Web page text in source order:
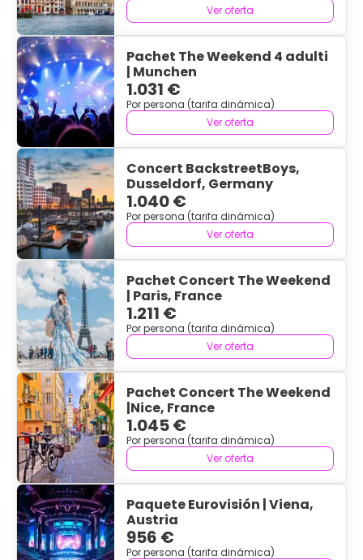
Ver oferta
Pachet The Weekend 4 adulti
| Munchen
1.031 €
Por persona (tarifa dinámica)
Ver oferta
Concert BackstreetBoys,
Dusseldorf, Germany
1.040 €
Por persona (tarifa dinámica)
Ver oferta
Pachet Concert The Weekend
| Paris, France
1.211 €
Por persona (tarifa dinámica)
Ver oferta
Pachet Concert The Weekend
|Nice, France
1.045 €
Por persona (tarifa dinámica)
Ver oferta
Paquete Eurovisión | Viena,
Austria
956 €
Por persona (tarifa dinámica)